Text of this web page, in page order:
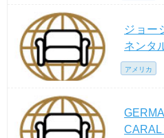
ジョー
ネンタ
アメリカ
CARAL